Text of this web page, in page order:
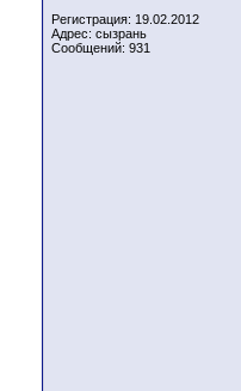
Регистрация: 19.02.2012
Адрес: сызрань
Сообщений: 931